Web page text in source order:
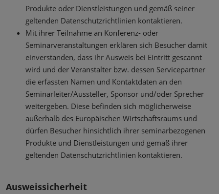
Produkte oder Dienstleistungen und gemäß seiner
geltenden Datenschutzrichtlinien kontaktieren.
Mit ihrer Teilnahme an Konferenz- oder
Seminarveranstaltungen erklären sich Besucher damit
einverstanden, dass ihr Ausweis bei Eintritt gescannt
wird und der Veranstalter bzw. dessen Servicepartner
die erfassten Namen und Kontaktdaten an den
Seminarleiter/Aussteller, Sponsor und/oder Sprecher
weitergeben. Diese befinden sich möglicherweise
außerhalb des Europäischen Wirtschaftsraums und
dürfen Besucher hinsichtlich ihrer seminarbezogenen
Produkte und Dienstleistungen und gemäß ihrer
geltenden Datenschutzrichtlinien kontaktieren.
Ausweissicherheit